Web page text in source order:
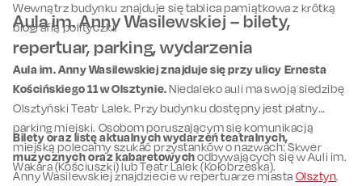
Wewnątrz budynku znajduje się tablica pamiątkowa z krótką
biografią polityczki.
Aula im. Anny Wasilewskiej – bilety,
repertuar, parking, wydarzenia
Aula im. Anny Wasilewskiej znajduje się przy ulicy Ernesta
Kościńskiego 11 w Olsztynie.Niedaleko auli ma swoją siedzibę
Olsztyński Teatr Lalek. Przy budynku dostępny jest płatny
parking miejski. Osobom poruszającym się komunikacją
miejską polecamy szukać przystanków o nazwach: Skwer
Wakara (Kościuszki) lub Teatr Lalek (Kołobrzeska).
Bilety oraz listę aktualnych wydarzeń teatralnych,
muzycznych oraz kabaretowychodbywających się w Auli im.
Anny Wasilewskiej znajdziecie w repertuarze miasta Olsztyn.